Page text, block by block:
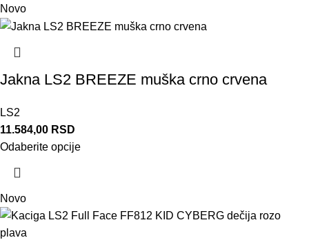
Novo
Jakna LS2 BREEZE muška crno crvena
LS2
11.584,00 RSD
Odaberite opcije
Novo